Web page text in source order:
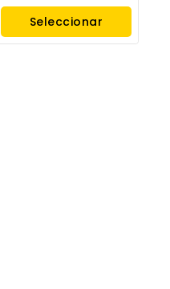
Seleccionar
Opciones